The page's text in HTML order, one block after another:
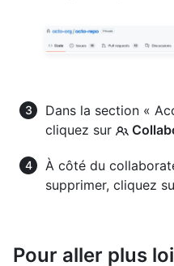
Dans la section «
cliquez sur
À côté du
supprimer, cliquez
Pour aller plus